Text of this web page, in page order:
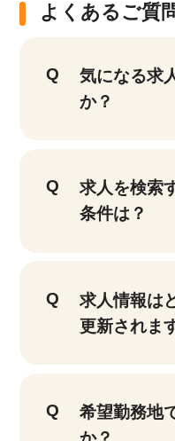
よくあるご質
気になる求
か？
求人を検索
条件は？
求人情報は
更新されま
希望勤務地